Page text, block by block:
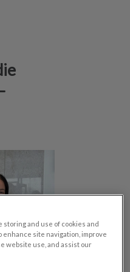
storing and use of cookies and
site navigation, improve
website use, and assist our